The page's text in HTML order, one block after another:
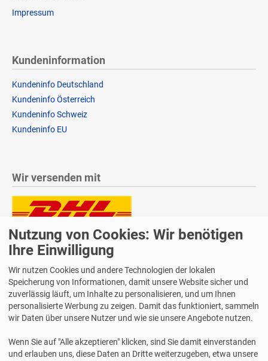
Impressum
Kundeninformation
Kundeninfo Deutschland
Kundeninfo Österreich
Kundeninfo Schweiz
Kundeninfo EU
Wir versenden mit
Lieferung auch an Packstationen und Postfilialen
Samstagszustellung
Bequeme Zahlung über Paypal
2 Jahre Gewährleistung
Nutzung von Cookies: Wir benötigen
Ihre Einwilligung
Wir nutzen Cookies und andere Technologien der lokalen
Speicherung von Informationen, damit unsere Website sicher und
zuverlässig läuft, um Inhalte zu personalisieren, und um Ihnen
personalisierte Werbung zu zeigen. Damit das funktioniert, sammeln
wir Daten über unsere Nutzer und wie sie unsere Angebote nutzen.
Wenn Sie auf "Alle akzeptieren" klicken, sind Sie damit einverstanden
und erlauben uns, diese Daten an Dritte weiterzugeben, etwa unsere